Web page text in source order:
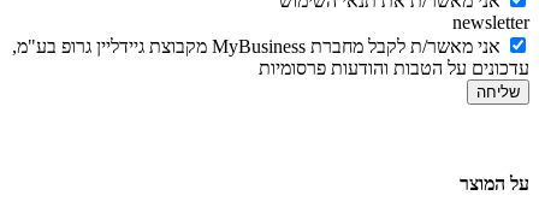
newsletter
אני מאשר/ת לקבל מחברת MyBusiness מקבוצת גיידליין גרופ בע"מ,
עדכונים על הטבות והודעות פרסומיות
שליחה
על המוצר